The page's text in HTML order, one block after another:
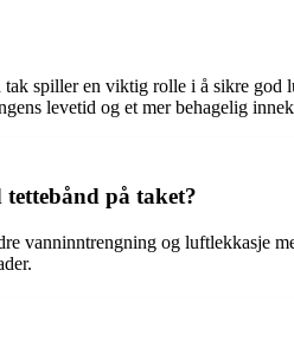
tak spiller en viktig rolle i å sikre
levetid og et mer behagelig
på taket?
vanninntrengning og luftlekkasje